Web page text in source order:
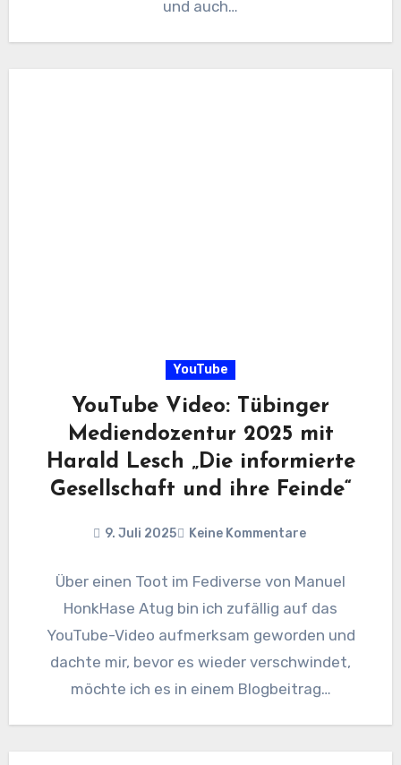
und auch…
YouTube
YouTube Video: Tübinger
Mediendozentur 2025 mit
Harald Lesch „Die informierte
Gesellschaft und ihre Feinde“
9. Juli 2025 Keine Kommentare
Über einen Toot im Fediverse von Manuel
HonkHase Atug bin ich zufällig auf das
YouTube-Video aufmerksam geworden und
dachte mir, bevor es wieder verschwindet,
möchte ich es in einem Blogbeitrag…